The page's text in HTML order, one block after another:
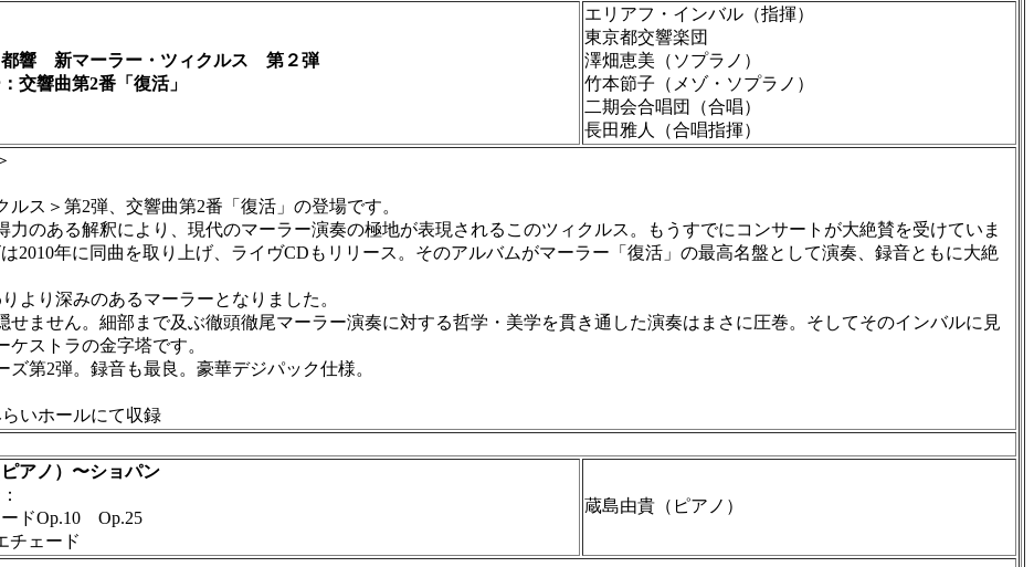
都響 新マーラー・ツィクルス 第２弾
交響曲第2番「復活」
エリアフ・インバル（指揮）
東京都交響楽団
澤畑恵美（ソプラノ）
竹本節子（メゾ・ソプラノ）
二期会合唱団（合唱）
長田雅人（合唱指揮）
ス＞第2弾、交響曲第2番「復活」の登場です。
のある解釈により、現代のマーラー演奏の極地が表現されるこのツィクルス。もうすでにコンサートが大絶賛を受けていま
2010年に同曲を取り上げ、ライヴCDもリリース。そのアルバムがマーラー「復活」の最高名盤として演奏、録音ともに大絶
より深みのあるマーラーとなりました。
ません。細部まで及ぶ徹頭徹尾マーラー演奏に対する哲学・美学を貫き通した演奏はまさに圧巻。そしてそのインバルに見
ストラの金字塔です。
第2弾。録音も最良。豪華デジパック仕様。
いホールにて収録
アノ）〜ショパン
Op.10 Op.25
ェード
蔵島由貴（ピアノ）